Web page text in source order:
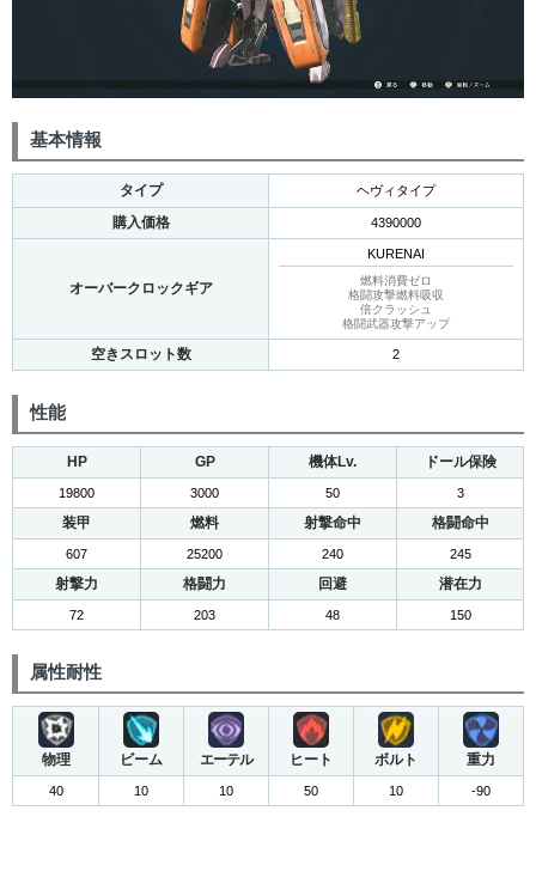
基本情報
タイプ ヘヴィタイプ
購入価格 4390000
オーバークロックギア
KURENAI
燃料消費ゼロ
格闘攻撃燃料吸収
倍クラッシュ
格闘武器攻撃アップ
空きスロット数 2
性能
HP GP 機体Lv. ドール保険
19800 3000 50 3
装甲 燃料 射撃命中 格闘命中
607 25200 240 245
射撃力 格闘力 回避 潜在力
72 203 48 150
属性耐性
物理 ビーム エーテル ヒート ボルト 重力
40 10 10 50 10 -90